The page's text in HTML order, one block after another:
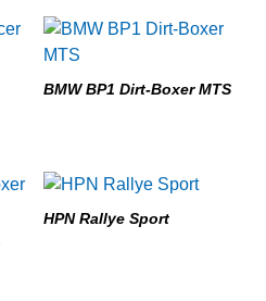
BMW BP1 Dirt-Boxer MTS
HPN Rallye Sport